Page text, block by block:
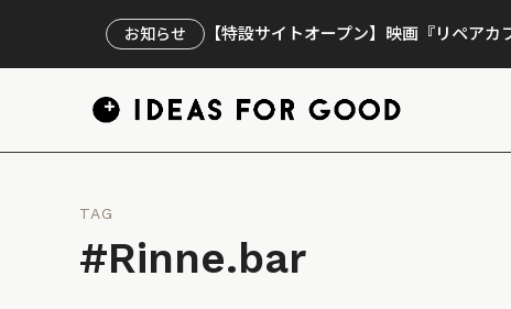
お知らせ 【特設サイトオープン】映画『リペア
TAG
#Rinne.bar